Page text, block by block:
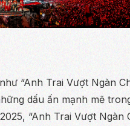
“Anh Trai Vượt Ngàn
dấu ấn mạnh mẽ
“Anh Trai Vượt Ngàn